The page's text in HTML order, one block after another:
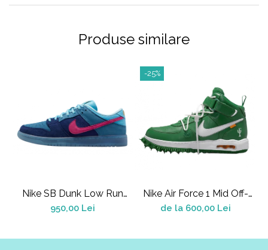
Mac
Supreme
Tech Challenge
Vomero
X
Produse similare
Nike SB Dunk Low Run
The Jewels
950,00 Lei
-25%
Nike Air Force 1 Mid Off-
White Pine Green
de la 600,00 Lei